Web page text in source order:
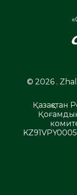
© 2026 .
Қазақстан
Қоғамдық